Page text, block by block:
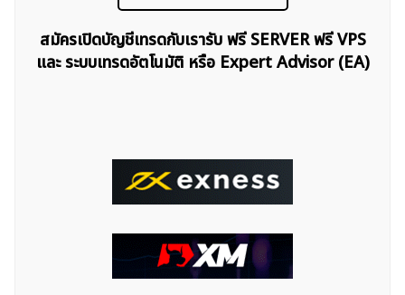
สมัครเปิดบัญชีเทรดกับเรารับ ฟรี SERVER ฟรี VPS
และ ระบบเทรดอัตโนมัติ หรือ Expert Advisor (EA)